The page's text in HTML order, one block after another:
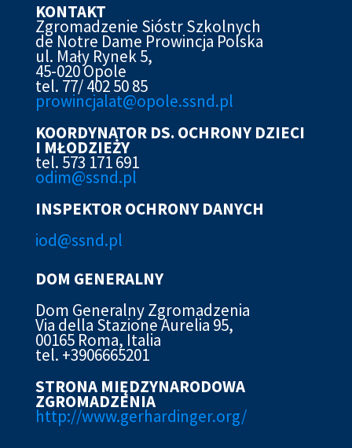
KONTAKT
Zgromadzenie Sióstr Szkolnych
de Notre Dame Prowincja Polska
ul. Mały Rynek 5,
45-020 Opole
tel. 77/ 402 50 85
prowincjalat@opole.ssnd.pl
KOORDYNATOR DS. OCHRONY DZIECI
I MŁODZIEŻY
tel. 573 171 691
odim@ssnd.pl
INSPEKTOR OCHRONY DANYCH
iod@ssnd.pl
DOM GENERALNY
Dom Generalny Zgromadzenia
Via della Stazione Aurelia 95,
00165 Roma, Italia
tel. +3906665201
STRONA MIĘDZYNARODOWA
ZGROMADZENIA
http://www.gerhardinger.org/